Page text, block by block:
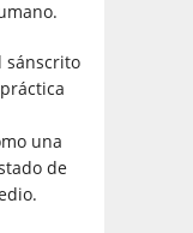
sánscrito
una
de